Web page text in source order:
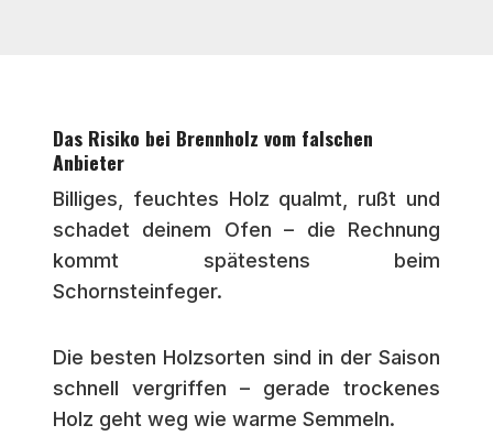
Das Risiko bei Brennholz vom falschen
Anbieter
Billiges, feuchtes Holz qualmt, rußt und
schadet deinem Ofen – die Rechnung
kommt spätestens beim
Schornsteinfeger.
Die besten Holzsorten sind in der Saison
schnell vergriffen – gerade trockenes
Holz geht weg wie warme Semmeln.